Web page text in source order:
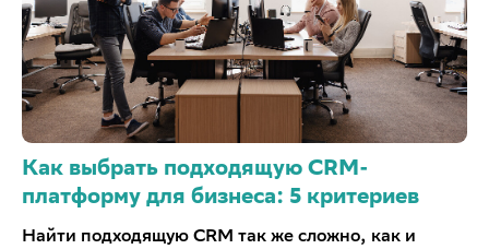
Как выбрать подходящую CRM-
платформу для бизнеса: 5 критериев
Найти подходящую CRM так же сложно, как и